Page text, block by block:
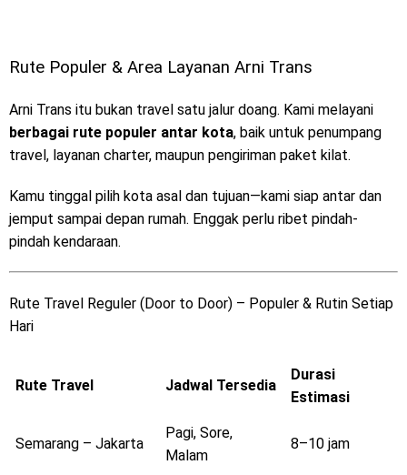
Rute Populer & Area Layanan Arni Trans
Arni Trans itu bukan travel satu jalur doang. Kami melayani
berbagai rute populer antar kota, baik untuk penumpang
travel, layanan charter, maupun pengiriman paket kilat.
Kamu tinggal pilih kota asal dan tujuan—kami siap antar dan
jemput sampai depan rumah. Enggak perlu ribet pindah-
pindah kendaraan.
Rute Travel Reguler (Door to Door) – Populer & Rutin Setiap
Hari
Rute Travel Jadwal Tersedia
Durasi
Estimasi
Semarang – Jakarta
Pagi, Sore,
Malam
8–10 jam